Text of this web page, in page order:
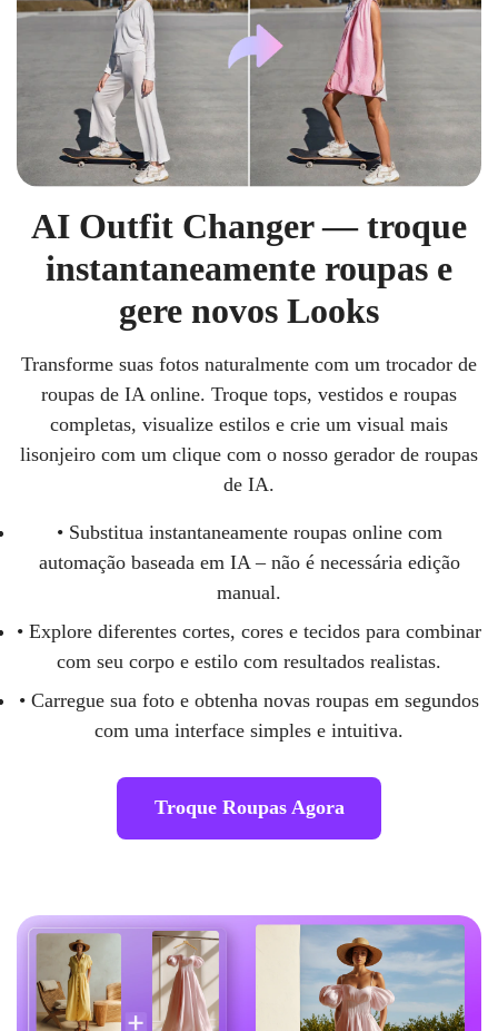
AI Outfit Changer — troque
instantaneamente roupas e
gere novos Looks
Transforme suas fotos naturalmente com um trocador de
roupas de IA online. Troque tops, vestidos e roupas
completas, visualize estilos e crie um visual mais
lisonjeiro com um clique com o nosso gerador de roupas
de IA.
• Substitua instantaneamente roupas online com
automação baseada em IA – não é necessária edição
manual.
• Explore diferentes cortes, cores e tecidos para combinar
com seu corpo e estilo com resultados realistas.
• Carregue sua foto e obtenha novas roupas em segundos
com uma interface simples e intuitiva.
Troque Roupas Agora